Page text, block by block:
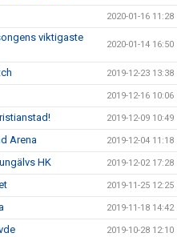
2020-01-16 11:28
viktigaste
2020-01-14 16:50
2019-12-23 13:38
2019-12-16 10:06
2019-12-09 10:49
Arena 2019-12-04 11:18
HK 2019-12-02 17:28
2019-11-25 12:25
2019-11-18 14:42
2019-10-28 12:10